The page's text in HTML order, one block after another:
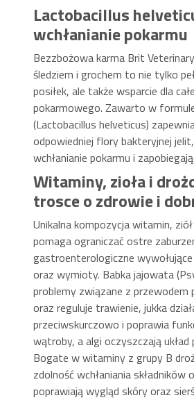
Lactobacillus
wchłanianie pokarmu
Bezzbożowa karma Brit
śledziem i grochem to nie tylko
posiłek, ale także wsparcie dla
pokarmowego. Zawarto w
(Lactobacillus helveticus)
odpowiedniej flory bakteryjnej
wchłanianie pokarmu i
Witaminy, zioła i
trosce o zdrowie i
Unikalna kompozycja witamin,
pomaga ograniczać ostre
gastroenterologiczne
oraz wymioty. Babka jajowata
problemy związane z przewodem
oraz reguluje trawienie, jukka
przeciwskurczowo i poprawia
wątroby, a algi oczyszczają układ
Bogate w witaminy z grupy B
zdolność wchłaniania składników
poprawiają wygląd skóry oraz